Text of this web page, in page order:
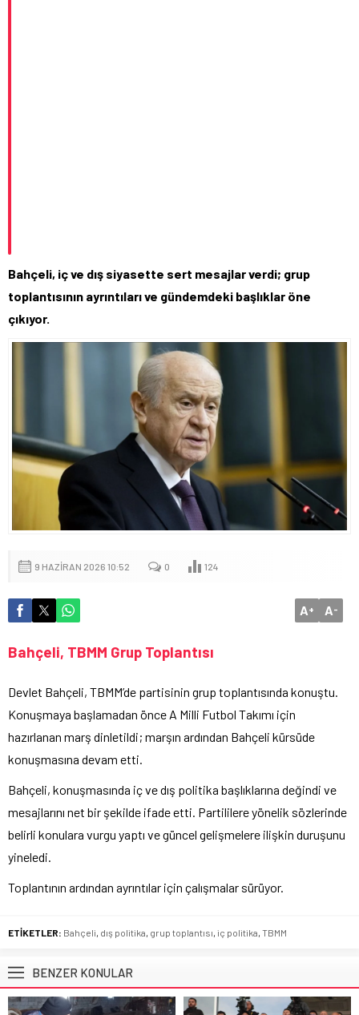
Bahçeli, iç ve dış siyasette sert mesajlar verdi; grup
toplantısının ayrıntıları ve gündemdeki başlıklar öne
çıkıyor.
9 HAZIRAN 2026 10:52 0 124
A+ A-
Bahçeli, TBMM Grup Toplantısı
Devlet Bahçeli, TBMM’de partisinin grup toplantısında konuştu.
Konuşmaya başlamadan önce A Milli Futbol Takımı için
hazırlanan marş dinletildi; marşın ardından Bahçeli kürsüde
konuşmasına devam etti.
Bahçeli, konuşmasında iç ve dış politika başlıklarına değindi ve
mesajlarını net bir şekilde ifade etti. Partililere yönelik sözlerinde
belirli konulara vurgu yaptı ve güncel gelişmelere ilişkin duruşunu
yineledi.
Toplantının ardından ayrıntılar için çalışmalar sürüyor.
ETİKETLER: Bahçeli, dış politika, grup toplantısı, iç politika, TBMM
BENZER KONULAR